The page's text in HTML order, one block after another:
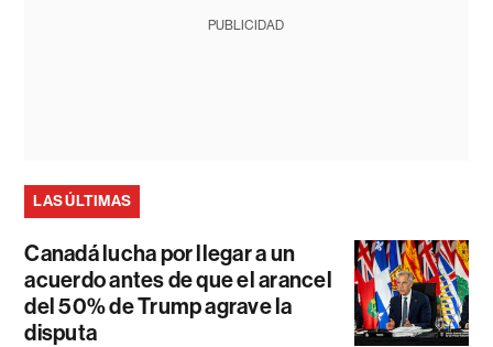
PUBLICIDAD
LAS ÚLTIMAS
Canadá lucha por llegar a un
acuerdo antes de que el arancel
del 50% de Trump agrave la
disputa